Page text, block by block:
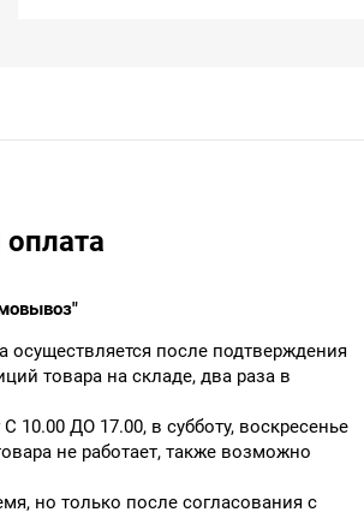
осуществляется после подтверждения
товара на складе, два раза в
10.00 ДО 17.00, в субботу, воскресенье
не работает, также возможно
но только после согласования с